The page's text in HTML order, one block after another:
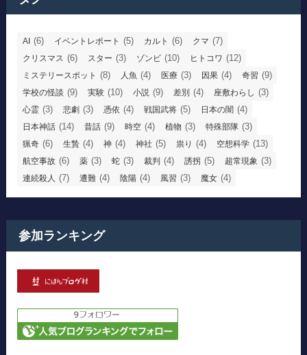
AI (6) イベントレポート (5) カルト (6) クマ (7)
クリスマス (6) スター (3) ゾンビ (10) ヒトコワ (12)
ミステリースポット (8) 人魚 (4) 医療 (3) 因果 (4) 奇習 (9)
学校の怪談 (9) 実験 (10) 小説 (9) 差別 (4) 座敷わらし (3)
心霊 (3) 悲劇 (3) 憑依 (4) 戦国武将 (5) 日本の闇 (4)
日本神話 (14) 昔話 (9) 時空 (4) 植物 (3) 特殊部隊 (3)
猟奇 (6) 生贄 (4) 神 (4) 神社 (5) 祟り (4) 空想科学 (13)
航空事故 (6) 薬 (3) 蛇 (3) 裁判 (4) 誘拐 (5) 超常現象 (3)
連続殺人 (7) 遭難 (4) 陰陽 (4) 風習 (3) 魔女 (4)
参加ランキング